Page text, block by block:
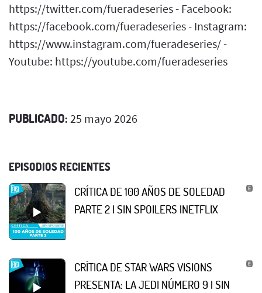
https://twitter.com/fueradeseries - Facebook:
https://facebook.com/fueradeseries - Instagram:
https://www.instagram.com/fueradeseries/ -
Youtube: https://youtube.com/fueradeseries
PUBLICADO: 25 mayo 2026
EPISODIOS RECIENTES
CRÍTICA DE 100 AÑOS DE SOLEDAD
PARTE 2 | SIN SPOILERS |NETFLIX
CRÍTICA DE STAR WARS VISIONS
PRESENTA: LA JEDI NÚMERO 9 | SIN